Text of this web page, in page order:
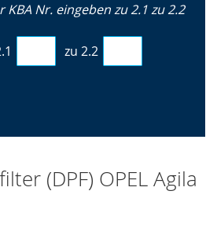
Nr. eingeben zu 2.1 zu 2.2
zu 2.2
(DPF) OPEL Agila